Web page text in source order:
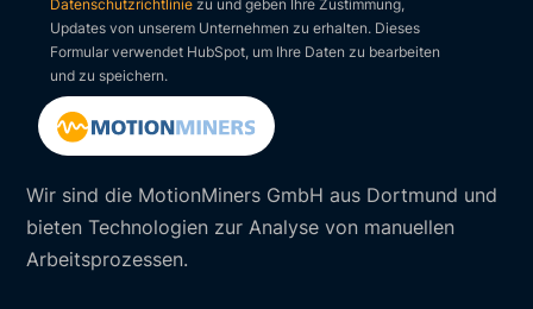
Wir sind die MotionMiners GmbH aus Dortmund und
bieten Technologien zur Analyse von manuellen
Arbeitsprozessen.
Datenschutzrichtlinie zu und geben Ihre Zustimmung,
Updates von unserem Unternehmen zu erhalten. Dieses
Formular verwendet HubSpot, um Ihre Daten zu bearbeiten
und zu speichern.